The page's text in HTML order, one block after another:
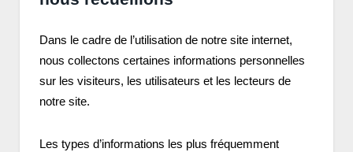
Dans le cadre de l’utilisation de notre site internet,
nous collectons certaines informations personnelles
sur les visiteurs, les utilisateurs et les lecteurs de
notre site.
Les types d’informations les plus fréquemment